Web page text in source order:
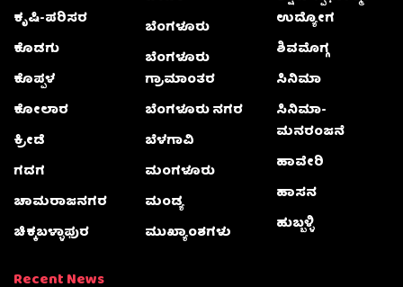
ಕೃಷಿ-ಪರಿಸರ
ಕೊಡಗು
ಕೊಪ್ಪಳ
ಕೋಲಾರ
ಕ್ರೀಡೆ
ಗದಗ
ಚಾಮರಾಜನಗರ
ಚಿಕ್ಕಬಳ್ಳಾಫುರ
ಬೆಂಗಳೂರು
ಬೆಂಗಳೂರು
ಗ್ರಾಮಾಂತರ
ಬೆಂಗಳೂರು ನಗರ
ಬೆಳಗಾವಿ
ಮಂಗಳೂರು
ಮಂಡ್ಯ
ಮುಖ್ಯಾಂಶಗಳು
ಉದ್ಯೋಗ
ಶಿವಮೊಗ್ಗ
ಸಿನಿಮಾ
ಸಿನಿಮಾ-
ಮನರಂಜನೆ
ಹಾವೇರಿ
ಹಾಸನ
ಹುಬ್ಬಳ್ಳಿ
Recent News